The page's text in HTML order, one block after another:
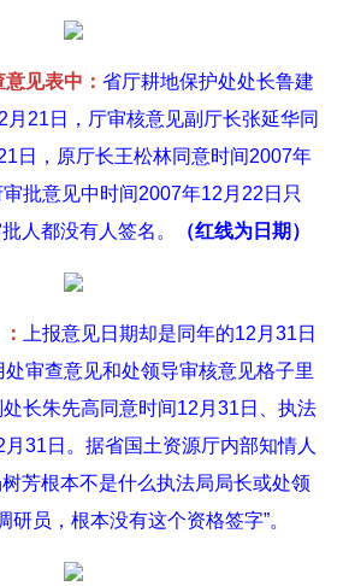
见表中： 省厅耕地保护处处长鲁建
21日，厅审核意见副厅长张延华同
日，原厅长王松林同意时间2007年
批意见中时间2007年12月22日只
人都没有人签名。
（红线为日期）
上报意见日期却是同年的12月31日
处审查意见和处领导审核意见格子里
长朱先高同意时间12月31日、执法
31日。据省国土资源厅内部知情人
芳根本不是什么执法局局长或处领
研员，根本没有这个资格签字”。